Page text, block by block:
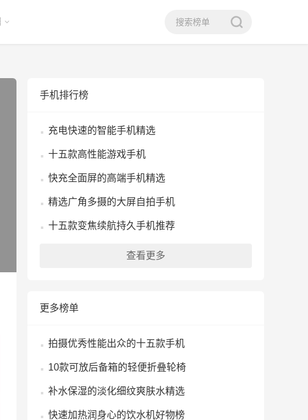
手机排行榜
充电快速的智能手机精选
十五款高性能游戏手机
快充全面屏的高端手机精选
精选广角多摄的大屏自拍手机
十五款变焦续航持久手机推荐
查看更多
更多榜单
拍摄优秀性能出众的十五款手机
10款可放后备箱的轻便折叠轮椅
补水保湿的淡化细纹爽肤水精选
快速加热润身心的饮水机好物榜